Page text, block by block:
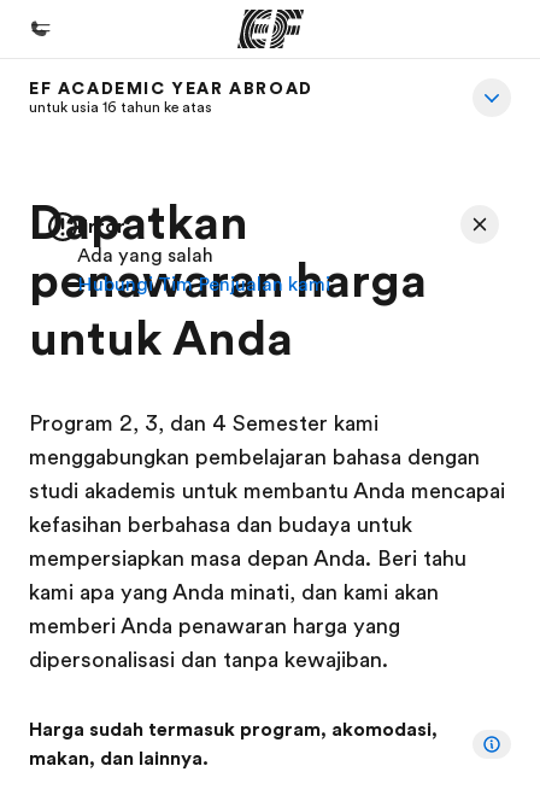
Beranda
Daftar program
Lihat semua program
Kantor dan sekolah
Kantor terdekat
Cerita kami
Karir
Bergabung dengan tim kami
EF ACADEMIC YEAR ABROAD
untuk usia 16 tahun ke atas
Dapatkan
penawaran harga
untuk Anda
Program 2, 3, dan 4 Semester kami
menggabungkan pembelajaran bahasa dengan
studi akademis untuk membantu Anda mencapai
kefasihan berbahasa dan budaya untuk
mempersiapkan masa depan Anda. Beri tahu
kami apa yang Anda minati, dan kami akan
memberi Anda penawaran harga yang
dipersonalisasi dan tanpa kewajiban.
Harga sudah termasuk program, akomodasi,
makan, dan lainnya.
Error
Ada yang salah
Hubungi Tim Penjualan kami